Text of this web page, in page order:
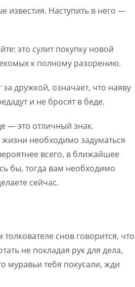
известия. Наступить в него —
это сулит покупку новой
к полному разорению.
дружкой, означает, что наяву
и не бросят в беде.
— это отличный знак.
необходимо задуматься
всего, в ближайшее
бы, тогда вам необходимо
сейчас.
снов говорится, что
не покладая рук для дела,
муравьи тебя покусали, жди